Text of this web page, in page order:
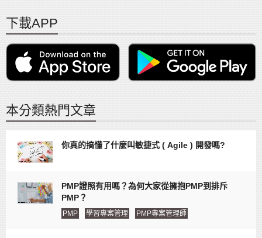
下載APP
本分類熱門文章
你真的搞懂了什麼叫敏捷式 ( Agile ) 開發嗎?
PMP證照有用嗎？為何大家從擁抱PMP到排斥
PMP？
PMP 學習專案管理 PMP專案管理師